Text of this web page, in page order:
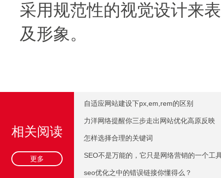
采用规范性的视觉设计来
及形象。
相关阅读
更多
自适应网站建设下px,em,rem的区别
力洋网络提醒你三步走出网站优化高原反映
怎样选择合理的关键词
SEO不是万能的，它只是网络营销的一个工
seo优化之中的错误链接你懂得么？